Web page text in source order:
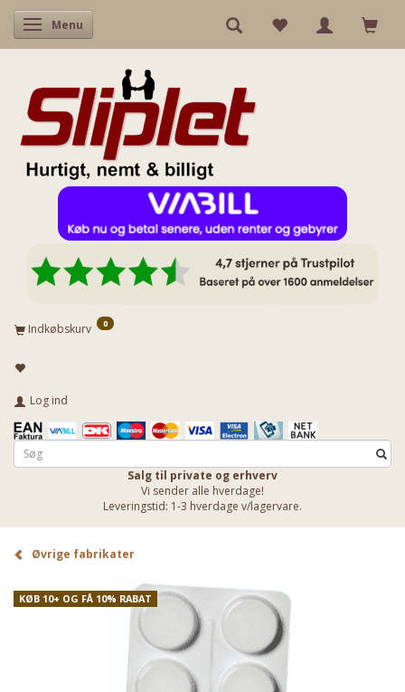
Skifte navigation
Menu
Indkøbskurv 0
Log ind
Salg til private og erhverv
Vi sender alle hverdage!
Leveringstid: 1-3 hverdage v/lagervare.
Øvrige fabrikater
KØB 10+ OG FÅ 10% RABAT